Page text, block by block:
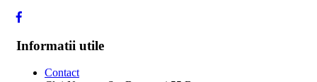
Informatii utile
Contact